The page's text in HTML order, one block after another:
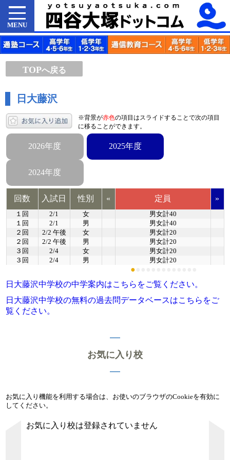
MENU
TOPへ戻る
日大藤沢
※背景が赤色の項目はスライドすることで次の項目
に移ることができます。
2026年度 2025年度
2024年度
回数 入試日 性別 « 定員 »
１回 2/1 女
男女計40
１回
2/1 男
男女計40
２回
2/2 午後 女
男女計20
２回
2/2 午後 男
男女計20
３回
2/4 女
男女計20
３回
2/4 男 男女計20
●
日大藤沢中学校の中学案内はこちらをご覧ください。
日大藤沢中学校の無料の過去問データベースはこちらをご
覧ください。
お気に入り校
お気に入り機能を利用する場合は、お使いのブラウザのCookieを有効に
してください。
お気に入り校は登録されていません